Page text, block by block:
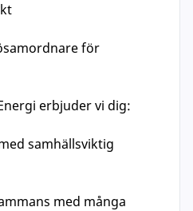
för
erbjuder vi dig:
samhällsviktig
med många